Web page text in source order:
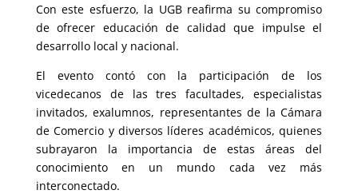
Con este esfuerzo, la UGB reafirma su compromiso
de ofrecer educación de calidad que impulse el
desarrollo local y nacional.
El evento contó con la participación de los
vicedecanos de las tres facultades, especialistas
invitados, exalumnos, representantes de la Cámara
de Comercio y diversos líderes académicos, quienes
subrayaron la importancia de estas áreas del
conocimiento en un mundo cada vez más
interconectado.